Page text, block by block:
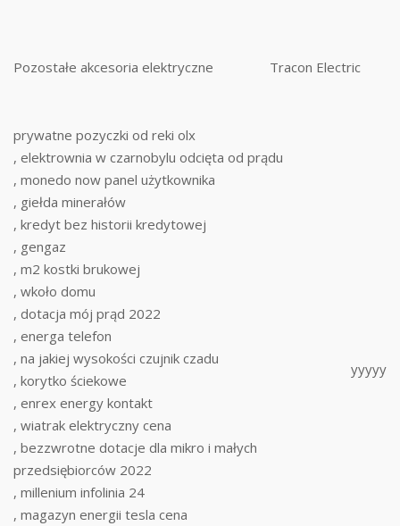
Pozostałe akcesoria elektryczne Tracon Electric
prywatne pozyczki od reki olx
, elektrownia w czarnobylu odcięta od prądu
, monedo now panel użytkownika
, giełda minerałów
, kredyt bez historii kredytowej
, gengaz
, m2 kostki brukowej
, wkoło domu
, dotacja mój prąd 2022
, energa telefon
, na jakiej wysokości czujnik czadu
, korytko ściekowe
, enrex energy kontakt
, wiatrak elektryczny cena
, bezzwrotne dotacje dla mikro i małych
przedsiębiorców 2022
, millenium infolinia 24
, magazyn energii tesla cena
yyyyy